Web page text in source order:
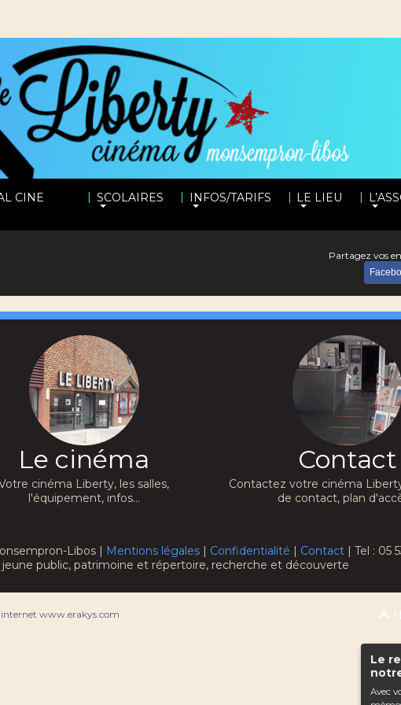
Le
Avec
CINE
| SCOLAIRES | INFOS/TARIFS | LE LIEU |
Partagez vos
Le cinéma
cinéma Liberty, les salles,
l'équipement, infos...
Contact
Contactez votre cinéma
de contact, plan
Libos | Mentions légales | Confidentialité | Contact | Tel : 05
jeune public, patrimoine et répertoire, recherche et découverte
internet www.erakys.com